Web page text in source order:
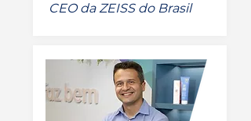
CEO da ZEISS do Brasil